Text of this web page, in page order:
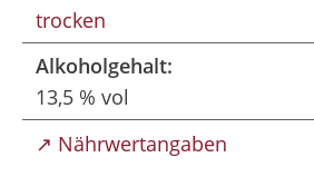
trocken
Alkoholgehalt:
13,5 % vol
↗ Nährwertangaben